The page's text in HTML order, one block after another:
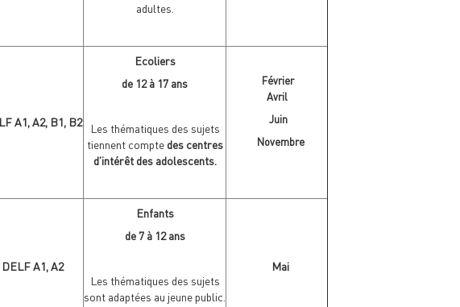
adultes.
A1, A2, B1, B2
Ecoliers
de 12 à 17 ans
Les thématiques des sujets
tiennent compte des centres
d’intérêt des adolescents.
Février
Avril
Juin
Novembre
DELF A1, A2
Enfants
de 7 à 12 ans
Les thématiques des sujets
sont adaptées au jeune public.
Mai